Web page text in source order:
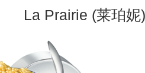
La Prairie (莱珀妮)